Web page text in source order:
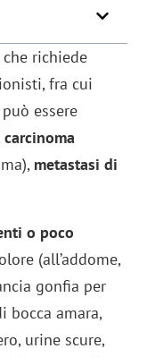
che richiede
fra cui
essere
carcinoma
metastasi di
o poco
(all’addome,
gonfia per
bocca amara,
urine scure,